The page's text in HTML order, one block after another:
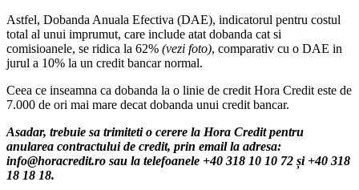
Astfel, Dobanda Anuala Efectiva (DAE), indicatorul pentru costul
total al unui imprumut, care include atat dobanda cat si
comisioanele, se ridica la 62% (vezi foto), comparativ cu o DAE in
jurul a 10% la un credit bancar normal.
Ceea ce inseamna ca dobanda la o linie de credit Hora Credit este de
7.000 de ori mai mare decat dobanda unui credit bancar.
Asadar, trebuie sa trimiteti o cerere la Hora Credit pentru
anularea contractului de credit, prin email la adresa:
info@horacredit.ro sau la telefoanele +40 318 10 10 72 și +40 318
18 18 18.